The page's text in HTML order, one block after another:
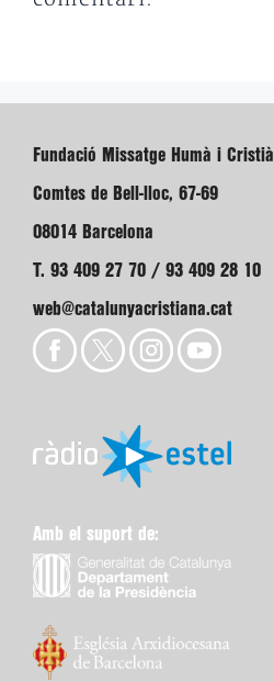
Fundació Missatge Humà i Cristià
Comtes de Bell-lloc, 67-69
08014 Barcelona
T. 93 409 27 70 / 93 409 28 10
web@catalunyacristiana.cat
Amb el suport de: